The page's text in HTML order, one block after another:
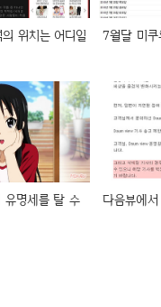
위치는 어디일
7월달 미
유명세를 탈 수
다음뷰에